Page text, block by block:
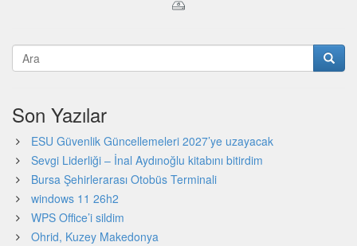
Son Yazılar
ESU Güvenlik Güncellemeleri 2027’ye uzayacak
Sevgi Liderliği – İnal Aydınoğlu kitabını bitirdim
Bursa Şehirlerarası Otobüs Terminali
windows 11 26h2
WPS Office’i sildim
Ohrid, Kuzey Makedonya